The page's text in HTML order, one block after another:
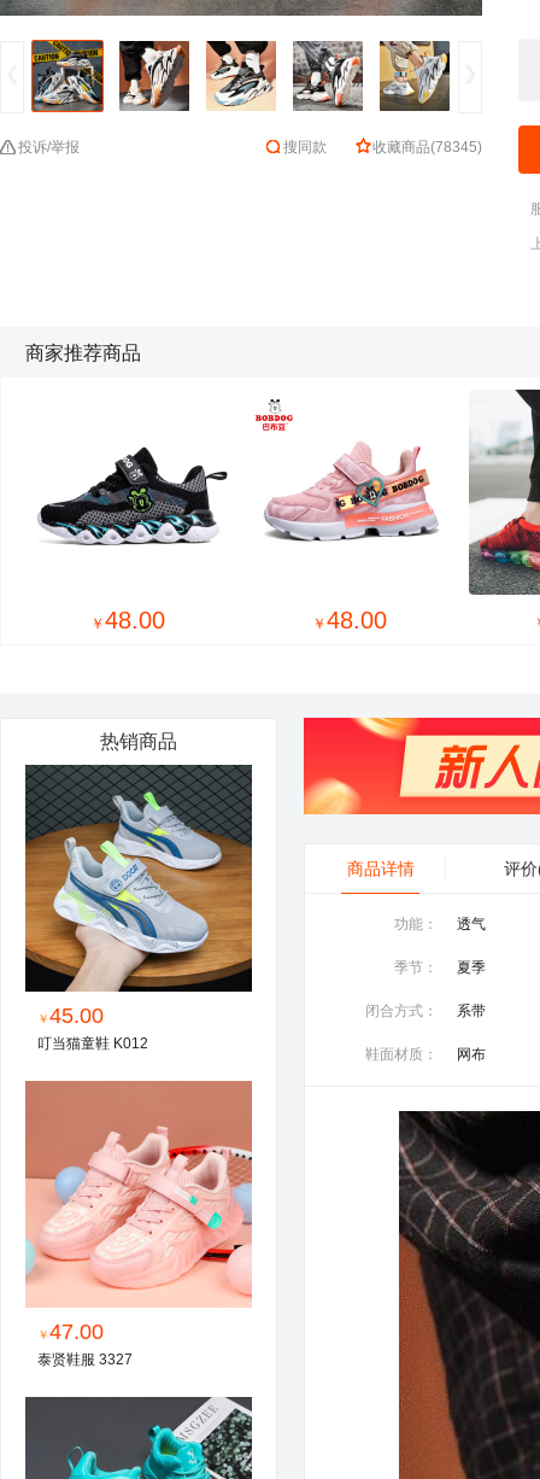
投诉/举报 搜同款 收藏商品(78345)
商家推荐商品
￥ 48.00 ￥ 48.00
热销商品
￥45.00
叮当猫童鞋 K012
￥47.00
泰贤鞋服 3327
商品详情 评价
功能： 透气
季节： 夏季
闭合方式： 系带
鞋面材质： 网布